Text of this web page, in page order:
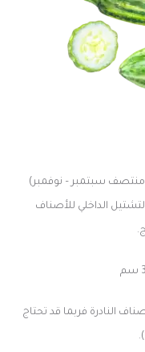
منتصف سبتمبر – نوفمبر)
الداخلي للأصناف
النادرة فربما قد تحتاج